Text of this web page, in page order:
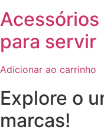
Acessórios
para servir
Adicionar ao carrinho
Explore o
marcas!